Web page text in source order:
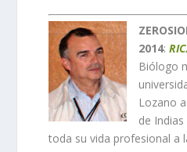
2014:
Biólogo
Lozano
de
toda su vida profesional a